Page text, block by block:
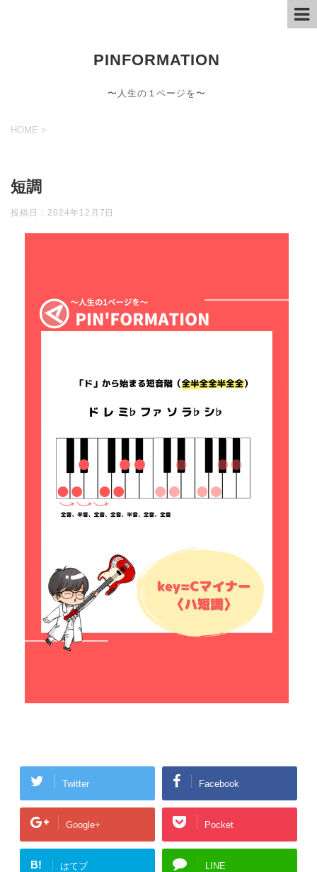
PINFORMATION
〜人生の１ページを〜
HOME >
短調
投稿日： 2024年12月7日
Twitter Facebook
Google+ Pocket
B! はてブ LINE